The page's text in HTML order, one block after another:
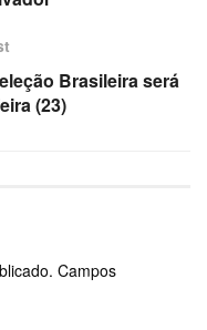
Brasileira será
(23)
Campos